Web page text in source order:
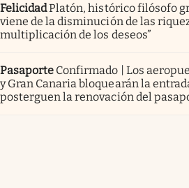
FelicidadPlatón, histórico filósofo
viene de la disminución de las
multiplicación de los deseos”
Pasaporte Confirmado | Los
y Gran Canaria bloquearán la
posterguen la renovación del